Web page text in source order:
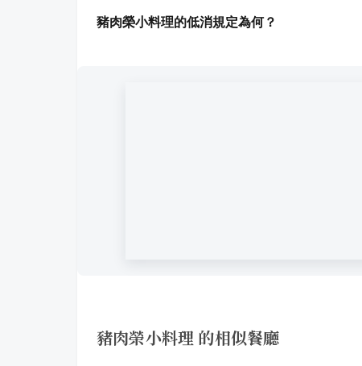
豬肉榮小料理的低消規定為何？
豬肉榮小料理 的相似餐廳